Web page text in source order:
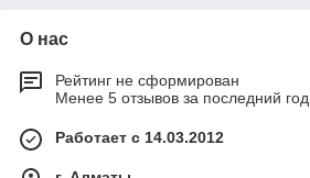
О нас
Рейтинг не сформирован
Менее 5 отзывов за последний год
Работает с 14.03.2012